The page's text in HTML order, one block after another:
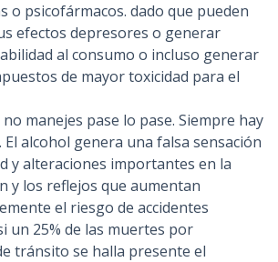
o psicofármacos. dado que pueden
efectos depresores o generar
al consumo o incluso generar
de mayor toxicidad para el
manejes pase lo pase. Siempre hay
alcohol genera una falsa sensación
y alteraciones importantes en la
y los reflejos que aumentan
el riesgo de accidentes
un 25% de las muertes por
tránsito se halla presente el